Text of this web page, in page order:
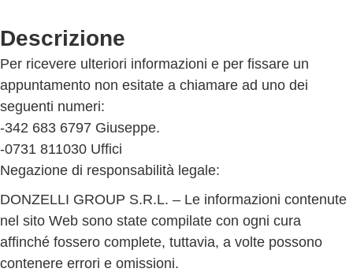
Descrizione
Per ricevere ulteriori informazioni e per fissare un
appuntamento non esitate a chiamare ad uno dei
seguenti numeri:
-342 683 6797 Giuseppe.
-0731 811030 Uffici
Negazione di responsabilità legale:
DONZELLI GROUP S.R.L. – Le informazioni contenute
nel sito Web sono state compilate con ogni cura
affinché fossero complete, tuttavia, a volte possono
contenere errori e omissioni.